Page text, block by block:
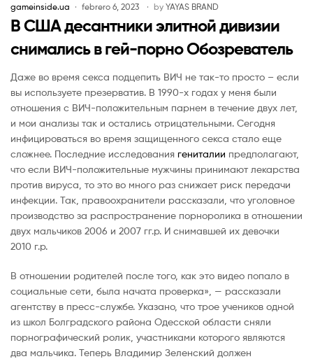
gameinside.ua febrero 6, 2023 by YAYAS BRAND
В США десантники элитной дивизии
снимались в гей-порно Обозреватель
Даже во время секса подцепить ВИЧ не так-то просто – если
вы используете презерватив. В 1990-х годах у меня были
отношения с ВИЧ-положительным парнем в течение двух лет,
и мои анализы так и остались отрицательными. Сегодня
инфицироваться во время защищенного секса стало еще
сложнее. Последние исследования гениталии предполагают,
что если ВИЧ-положительные мужчины принимают лекарства
против вируса, то это во много раз снижает риск передачи
инфекции. Так, правоохранители рассказали, что уголовное
производство за распространение порноролика в отношении
двух мальчиков 2006 и 2007 гг.р. И снимавшей их девочки
2010 г.р.
В отношении родителей после того, как это видео попало в
социальные сети, была начата проверка», — рассказали
агентству в пресс-службе. Указано, что трое учеников одной
из школ Болградского района Одесской области сняли
порнографический ролик, участниками которого являются
два мальчика. Теперь Владимир Зеленский должен